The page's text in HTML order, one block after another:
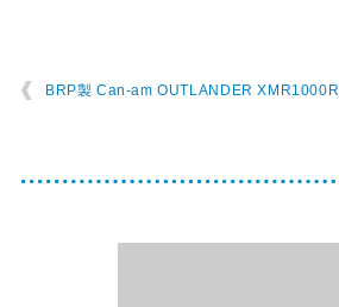
BRP製 Can-am OUTLANDER XMR1000R